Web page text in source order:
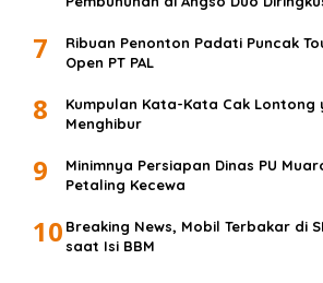
7
Ribuan Penonton Padati Puncak
Open PT PAL
8
Kumpulan Kata-Kata Cak Lontong
Menghibur
9
Minimnya Persiapan Dinas PU
Petaling Kecewa
10 Breaking News, Mobil Terbakar di
saat Isi BBM